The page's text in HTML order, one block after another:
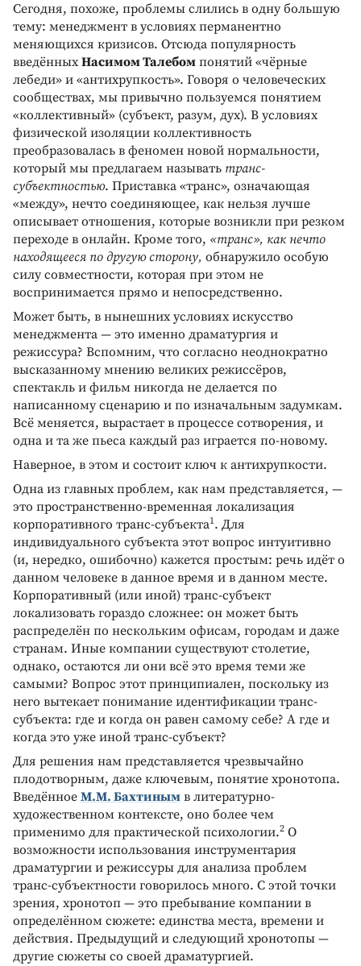
Сегодня, похоже, проблемы слились в одну большую
тему: менеджмент в условиях перманентно
меняющихся кризисов. Отсюда популярность
введённыхНасимом Талебом понятий «чёрные
лебеди» и «антихрупкость». Говоря о человеческих
сообществах, мы привычно пользуемся понятием
«коллективный» (субъект, разум, дух). В условиях
физической изоляции коллективность
преобразовалась в феномен новой нормальности,
который мы предлагаем называть транс-
субъектностью. Приставка «транс», означающая
«между», нечто соединяющее, как нельзя лучше
описывает отношения, которые возникли при резком
переходе в онлайн. Кроме того, «транс», как нечто
находящееся по другую сторону, обнаружило особую
силу совместности, которая при этом не
воспринимается прямо и непосредственно.
Может быть, в нынешних условиях искусство
менеджмента — это именно драматургия и
режиссура? Вспомним, что согласно неоднократно
высказанному мнению великих режиссёров,
спектакль и фильм никогда не делается по
написанному сценарию и по изначальным задумкам.
Всё меняется, вырастает в процессе сотворения, и
одна и та же пьеса каждый раз играется по-новому.
Наверное, в этом и состоит ключ к антихрупкости.
Одна из главных проблем, как нам представляется, —
это пространственно-временная локализация
корпоративного транс-субъекта1. Для
индивидуального субъекта этот вопрос интуитивно
(и, нередко, ошибочно) кажется простым: речь идёт о
данном человеке в данное время и в данном месте.
Корпоративный (или иной) транс-субъект
локализовать гораздо сложнее: он может быть
распределён по нескольким офисам, городам и даже
странам. Иные компании существуют столетие,
однако, остаются ли они всё это время теми же
самыми? Вопрос этот принципиален, поскольку из
него вытекает понимание идентификации транс-
субъекта: где и когда он равен самому себе? А где и
когда это уже иной транс-субъект?
Для решения нам представляется чрезвычайно
плодотворным, даже ключевым, понятие хронотопа.
Введённое М.М. Бахтиным в литературно-
художественном контексте, оно более чем
применимо для практической психологии.2 О
возможности использования инструментария
драматургии и режиссуры для анализа проблем
транс-субъектности говорилось много. С этой точки
зрения, хронотоп — это пребывание компании в
определённом сюжете: единства места, времени и
действия. Предыдущий и следующий хронотопы —
другие сюжеты со своей драматургией.